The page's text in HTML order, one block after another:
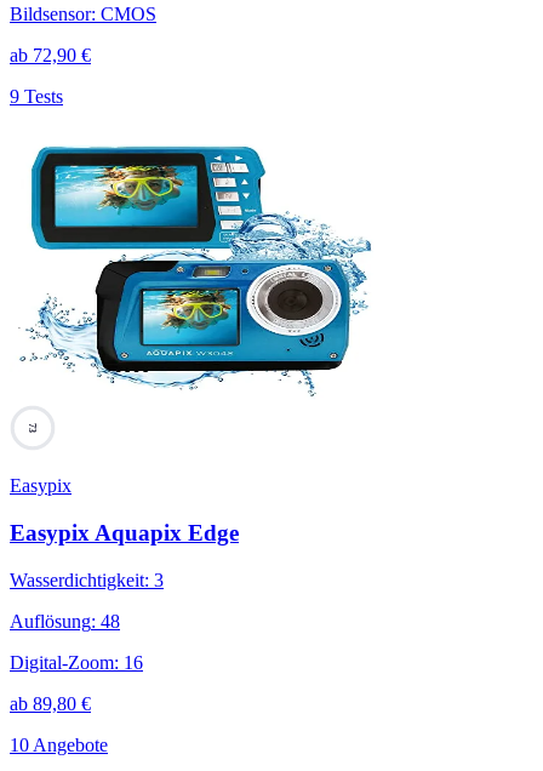
Bildsensor: CMOS
ab 72,90 €
9 Tests
73
Easypix
Easypix Aquapix Edge
Wasserdichtigkeit: 3
Auflösung: 48
Digital-Zoom: 16
ab 89,80 €
10 Angebote